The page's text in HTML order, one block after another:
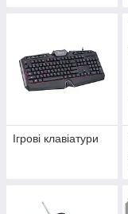
Ігрові клавіатури